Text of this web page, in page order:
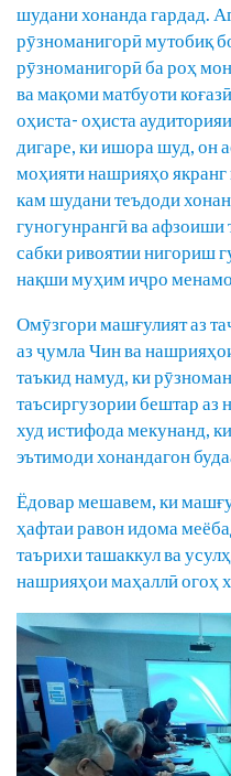
шудани хонанда гардад.
рӯзноманигорӣ мутобиқ
рӯзноманигорӣ ба роҳ
ва мақоми матбуоти
оҳиста- оҳиста
дигаре, ки ишора шуд, он
моҳияти нашрияҳо
кам шудани теъдоди
гуногунрангӣ ва афзоиши
сабки ривоятии нигориш
нақши муҳим иҷро
Омӯзгори машғулият аз
аз ҷумла Чин ва
таъкид намуд, ки
таъсиргузории бештар аз
худ истифода мекунанд,
эътимоди хонандагон
Ёдовар мешавем, ки
ҳафтаи равон идома
таърихи ташаккул ва
нашрияҳои маҳаллӣ огоҳ